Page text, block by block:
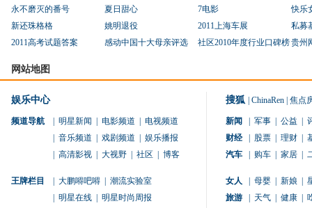
永不磨灭的番号 夏日甜心 7电影
快乐
新还珠格格
姚明退役 2011上海车展
私募
2011高考试题答案
感动中国十大母亲评选 社区2010年度行业口碑榜贵州
网站地图
娱乐中心
频道导航 明星新闻 电影频道
电视频道
音乐频道 戏剧频道
娱乐播报
高清影视 大视野 社区 博客
王牌栏目 大鹏嘚吧嘚
潮流实验室
明星在线
明星时尚周报
搜狐 ChinaRen 焦点
新闻 军事 公益
财经
股票 理财
汽车
购车 家居
女人 母婴 新娘
旅游
天气 健康